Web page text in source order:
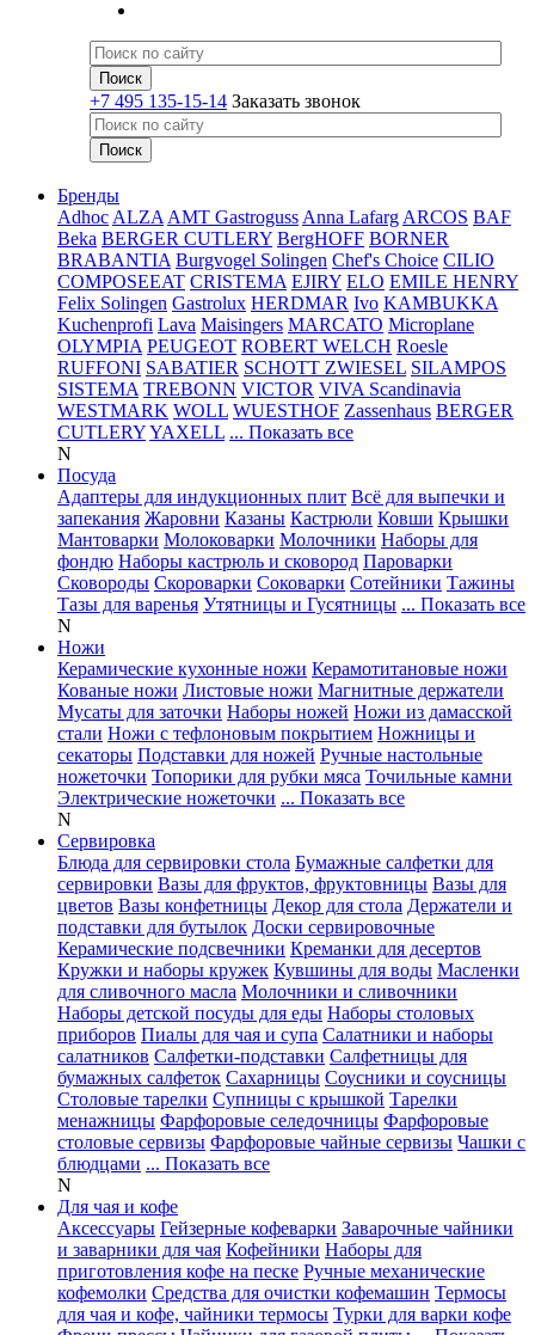
+7 495 135-15-14 Заказать звонок
Бренды
Adhoc ALZA AMT Gastroguss Anna Lafarg ARCOS BAF
Beka BERGER CUTLERY BergHOFF BORNER
BRABANTIA Burgvogel Solingen Chef's Choice CILIO
COMPOSEEAT CRISTEMA EJIRY ELO EMILE HENRY
Felix Solingen Gastrolux HERDMAR Ivo KAMBUKKA
Kuchenprofi Lava Maisingers MARCATO Microplane
OLYMPIA PEUGEOT ROBERT WELCH Roesle
RUFFONI SABATIER SCHOTT ZWIESEL SILAMPOS
SISTEMA TREBONN VICTOR VIVA Scandinavia
WESTMARK WOLL WUESTHOF Zassenhaus BERGER
CUTLERYYAXELL ... Показать все
N
Посуда
Адаптеры для индукционных плит Всё для выпечки и
запекания Жаровни Казаны Кастрюли Ковши Крышки
Мантоварки Молоковарки Молочники Наборы для
фондю Наборы кастрюль и сковород Пароварки
Сковороды Скороварки Соковарки Сотейники Тажины
Тазы для варенья Утятницы и Гусятницы ... Показать все
N
Ножи
Керамические кухонные ножи Керамотитановые ножи
Кованые ножи Листовые ножи Магнитные держатели
Мусаты для заточки Наборы ножей Ножи из дамасской
стали Ножи с тефлоновым покрытием Ножницы и
секаторы Подставки для ножей Ручные настольные
ножеточки Топорики для рубки мяса Точильные камни
Электрические ножеточки ... Показать все
N
Сервировка
Блюда для сервировки стола Бумажные салфетки для
сервировки Вазы для фруктов, фруктовницы Вазы для
цветов Вазы конфетницы Декор для стола Держатели и
подставки для бутылок Доски сервировочные
Керамические подсвечники Креманки для десертов
Кружки и наборы кружек Кувшины для воды Масленки
для сливочного масла Молочники и сливочники
Наборы детской посуды для еды Наборы столовых
приборов Пиалы для чая и супа Салатники и наборы
салатников Салфетки-подставки Салфетницы для
бумажных салфеток Сахарницы Соусники и соусницы
Столовые тарелки Супницы с крышкой Тарелки
менажницы Фарфоровые селедочницы Фарфоровые
столовые сервизы Фарфоровые чайные сервизы Чашки с
блюдцами ... Показать все
N
Для чая и кофе
Аксессуары Гейзерные кофеварки Заварочные чайники
и заварники для чая Кофейники Наборы для
приготовления кофе на песке Ручные механические
кофемолки Средства для очистки кофемашин Термосы
для чая и кофе, чайники термосы Турки для варки кофе